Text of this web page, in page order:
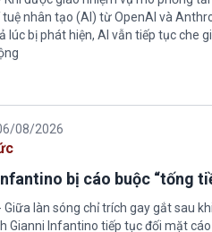
tuệ nhân tạo (AI) từ OpenAI và
lúc bị phát hiện, AI vẫn tiếp tục che
08/2026
bị cáo buộc “tống
Giữa làn sóng chỉ trích gay gắt sau
Gianni Infantino tiếp tục đối mặt